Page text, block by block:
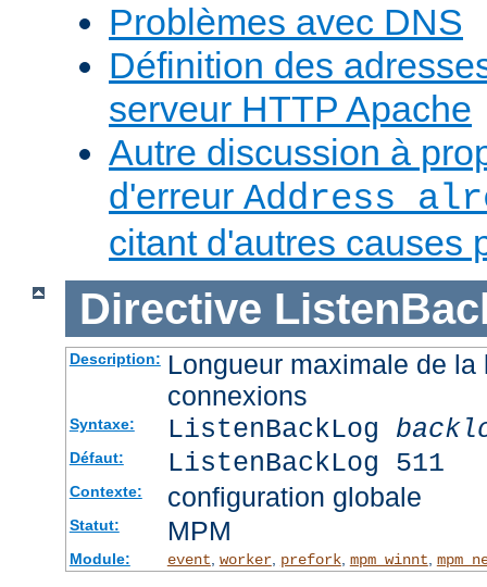
Problèmes avec DNS
Définition des
serveur HTTP Apache
Autre discussion à
d'erreur Address
citant d'autres causes
Directive
Description: Longueur maximale de
connexions
Syntaxe: ListenBackLog
Défaut: ListenBackLog 511
Contexte: configuration globale
Statut: MPM
Module: event, worker, prefork, mpm_winnt,